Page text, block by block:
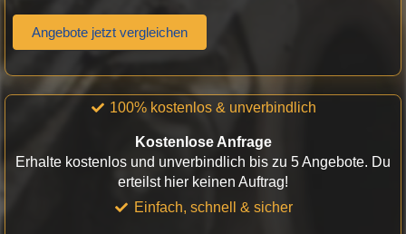
Angebote jetzt vergleichen
100% kostenlos & unverbindlich
Kostenlose Anfrage
Erhalte kostenlos und unverbindlich bis zu 5 Angebote. Du
erteilst hier keinen Auftrag!
Einfach, schnell & sicher